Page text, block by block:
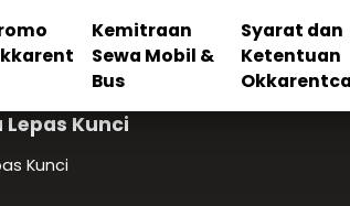
Kemitraan
Sewa Mobil &
Bus
Syarat dan
Ketentuan
Lepas Kunci
Kunci